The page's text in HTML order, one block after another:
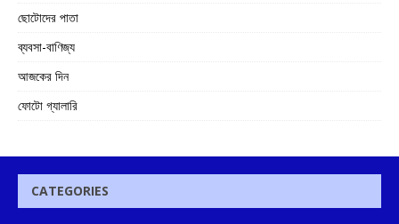
ছোটোদের পাতা
ব্যবসা-বাণিজ্য
আজকের দিন
ফোটো গ্যালারি
CATEGORIES